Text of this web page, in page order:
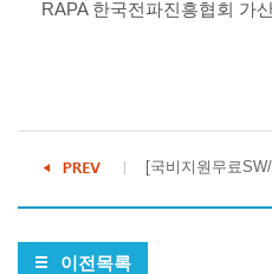
RAPA 한국전파진흥협회 가
[국비지원무료
이전목록